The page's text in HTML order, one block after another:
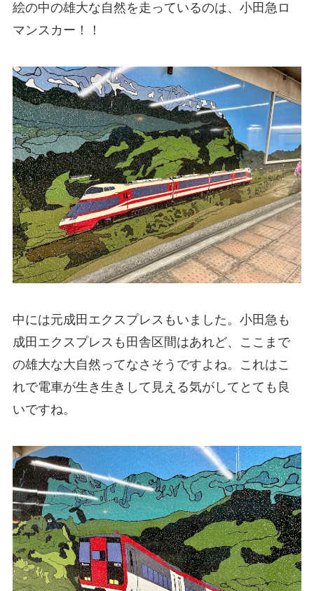
絵の中の雄大な自然を走っているのは、小田急ロ
マンスカー！！
中には元成田エクスプレスもいました。小田急も
成田エクスプレスも田舎区間はあれど、ここまで
の雄大な大自然ってなさそうですよね。これはこ
れで電車が生き生きして見える気がしてとても良
いですね。